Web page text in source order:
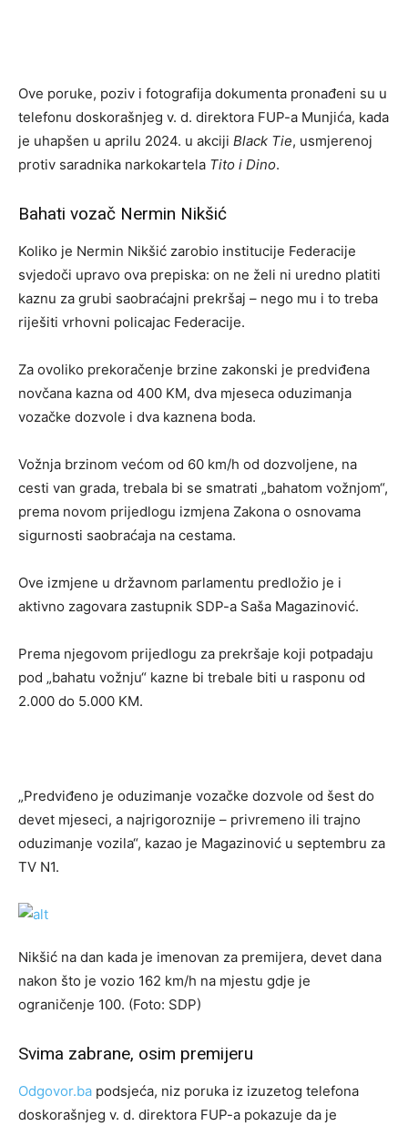
Ove poruke, poziv i fotografija dokumenta pronađeni su u
telefonu doskorašnjeg v. d. direktora FUP-a Munjića, kada
je uhapšen u aprilu 2024. u akciji Black Tie, usmjerenoj
protiv saradnika narkokartela Tito i Dino.
Bahati vozač Nermin Nikšić
Koliko je Nermin Nikšić zarobio institucije Federacije
svjedoči upravo ova prepiska: on ne želi ni uredno platiti
kaznu za grubi saobraćajni prekršaj – nego mu i to treba
riješiti vrhovni policajac Federacije.
Za ovoliko prekoračenje brzine zakonski je predviđena
novčana kazna od 400 KM, dva mjeseca oduzimanja
vozačke dozvole i dva kaznena boda.
Vožnja brzinom većom od 60 km/h od dozvoljene, na
cesti van grada, trebala bi se smatrati „bahatom vožnjom“,
prema novom prijedlogu izmjena Zakona o osnovama
sigurnosti saobraćaja na cestama.
Ove izmjene u državnom parlamentu predložio je i
aktivno zagovara zastupnik SDP-a Saša Magazinović.
Prema njegovom prijedlogu za prekršaje koji potpadaju
pod „bahatu vožnju“ kazne bi trebale biti u rasponu od
2.000 do 5.000 KM.
„Predviđeno je oduzimanje vozačke dozvole od šest do
devet mjeseci, a najrigoroznije – privremeno ili trajno
oduzimanje vozila“, kazao je Magazinović u septembru za
TV N1.
Nikšić na dan kada je imenovan za premijera, devet dana
nakon što je vozio 162 km/h na mjestu gdje je
ograničenje 100. (Foto: SDP)
Svima zabrane, osim premijeru
Odgovor.ba podsjeća, niz poruka iz izuzetog telefona
doskorašnjeg v. d. direktora FUP-a pokazuje da je